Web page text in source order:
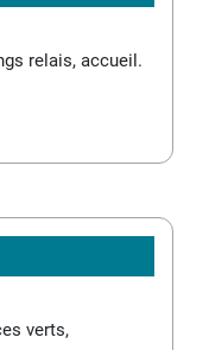
relais, accueil.
verts,